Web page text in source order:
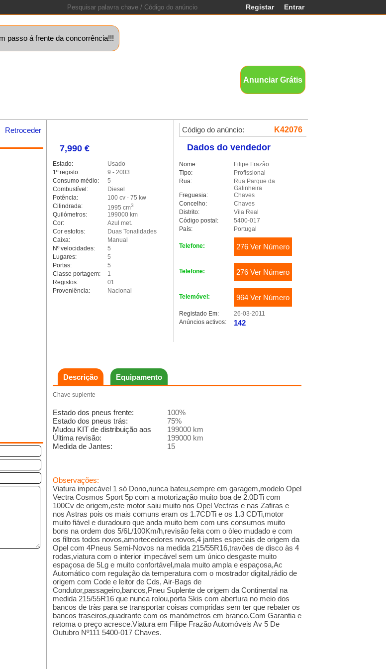
Entrar
Registar
passo á frente da concorrência!!!
Anunciar Grátis
Retroceder
7,990 €
Estado:
Usado
1º registo:
9 - 2003
Consumo médio:
5
Combustível:
Diesel
Potência:
100 cv - 75 kw
Cilindrada:
1995 cm3
Quilómetros:
199000 km
Cor:
Azul met.
Cor estofos:
Duas Tonalidades
Caixa:
Manual
Nº velocidades:
5
Lugares:
5
Portas:
5
Classe portagem:
1
Registos:
01
Proveniência:
Nacional
Descrição Equipamento
Chave suplente
Estado dos pneus frente:
100%
Estado dos pneus trás:
75%
Mudou KIT de distribuição aos
199000 km
Última revisão:
199000 km
Medida de Jantes:
15
Observações:
Viatura impecável 1 só Dono,nunca bateu,sempre em garagem,modelo Opel
Vectra Cosmos Sport 5p com a motorização muito boa de 2.0DTi com
100Cv de origem,este motor saiu muito nos Opel Vectras e nas Zafiras e
nos Astras pois os mais comuns eram os 1.7CDTi e os 1.3 CDTi,motor
muito fiável e duradouro que anda muito bem com uns consumos muito
bons na ordem dos 5/6L/100Km/h,revisão feita com o òleo mudado e com
os filtros todos novos,amortecedores novos,4 jantes especiais de origem da
Opel com 4Pneus Semi-Novos na medida 215/55R16,travões de disco às 4
rodas,viatura com o interior impecável sem um único desgaste muito
espaçosa de 5Lg e muito confortável,mala muito ampla e espaçosa,Ac
Automático com regulação da temperatura com o mostrador digital,rádio de
origem com Code e leitor de Cds, Air-Bags de
Condutor,passageiro,bancos,Pneu Suplente de origem da Continental na
medida 215/55R16 que nunca rolou,porta Skis com abertura no meio dos
bancos de tràs para se transportar coisas compridas sem ter que rebater os
bancos traseiros,quadrante com os manómetros em branco.Com Garantia e
retoma o preço acresce.Viatura em Filipe Frazão Automóveis Av 5 De
Outubro Nº111 5400-017 Chaves.
K42076
Código do anúncio:
Dados do vendedor
Nome:
Filipe Frazão
Tipo:
Profissional
Rua:
Rua Parque da
Galinheira
Freguesia:
Chaves
Concelho:
Chaves
Distrito:
Vila Real
Código postal:
5400-017
País:
Portugal
Telefone: 276 Ver Número
Telefone: 276 Ver Número
Telemóvel: 964 Ver Número
Registado Em:
26-03-2011
Anúncios activos:
142